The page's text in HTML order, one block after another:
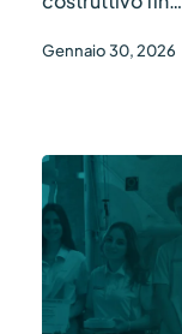
Gennaio 30, 2026